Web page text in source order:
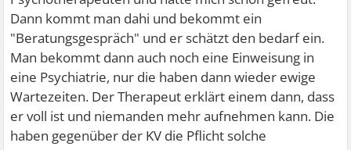
Dann kommt man dahi und bekommt ein
"Beratungsgespräch" und er schätzt den bedarf ein.
Man bekommt dann auch noch eine Einweisung in
eine Psychiatrie, nur die haben dann wieder ewige
Wartezeiten. Der Therapeut erklärt einem dann, dass
er voll ist und niemanden mehr aufnehmen kann. Die
haben gegenüber der KV die Pflicht solche